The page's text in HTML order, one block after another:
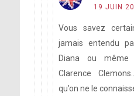
19 JUIN
Vous savez
jamais entendu
Diana ou même
Clarence
qu’on ne le